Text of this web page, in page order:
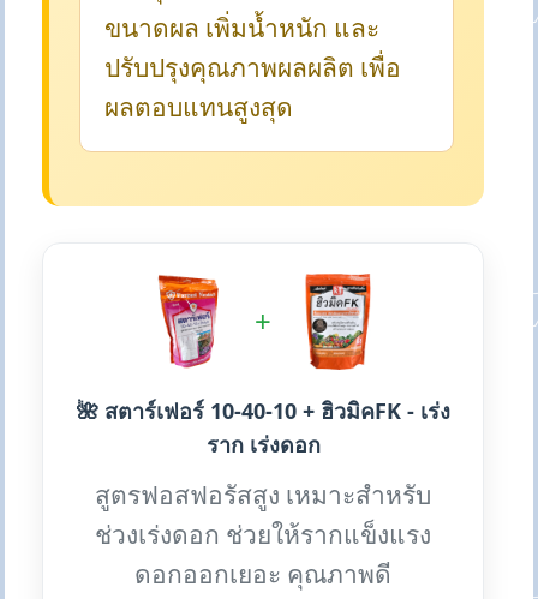
ขนาดผล เพิ่มน้ำหนัก และ
ปรับปรุงคุณภาพผลผลิต เพื่อ
ผลตอบแทนสูงสุด
+
🌺 สตาร์เฟอร์ 10-40-10 + ฮิวมิคFK - เร่ง
ราก เร่งดอก
สูตรฟอสฟอรัสสูง เหมาะสำหรับ
ช่วงเร่งดอก ช่วยให้รากแข็งแรง
ดอกออกเยอะ คุณภาพดี